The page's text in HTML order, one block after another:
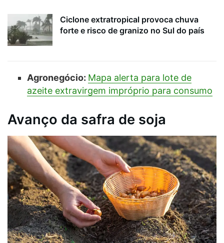
Ciclone extratropical provoca chuva
forte e risco de granizo no Sul do país
Agronegócio: Mapa alerta para lote de
azeite extravirgem impróprio para consumo
Avanço da safra de soja